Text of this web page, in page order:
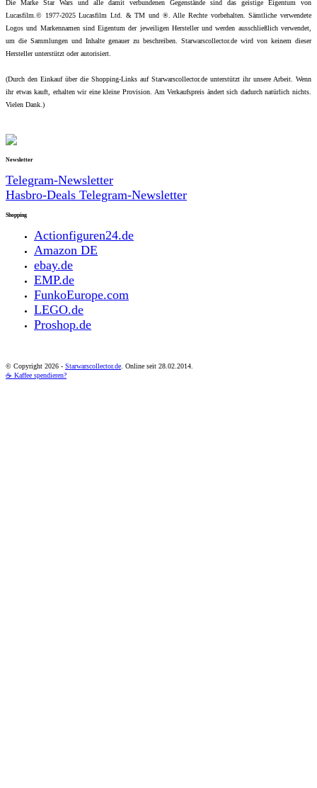
Die Marke Star Wars und alle damit verbundenen Gegenstände sind das geistige Eigentum von
Lucasfilm.© 1977-2025 Lucasfilm Ltd. & TM und ®. Alle Rechte vorbehalten. Sämtliche verwendete
Logos und Markennamen sind Eigentum der jeweiligen Hersteller und werden ausschließlich verwendet,
um die Sammlungen und Inhalte genauer zu beschreiben. Starwarscollector.de wird von keinem dieser
Hersteller unterstützt oder autorisiert.
(Durch den Einkauf über die Shopping-Links auf Starwarscollector.de unterstützt ihr unsere Arbeit. Wenn
ihr etwas kauft, erhalten wir eine kleine Provision. Am Verkaufspreis ändert sich dadurch natürlich nichts.
Vielen Dank.)
Newsletter
Telegram-Newsletter
Hasbro-Deals Telegram-Newsletter
Shopping
Actionfiguren24.de
Amazon DE
ebay.de
EMP.de
FunkoEurope.com
LEGO.de
Proshop.de
© Copyright 2026 - Starwarscollector.de. Online seit 28.02.2014.
☕ Kaffee spendieren?